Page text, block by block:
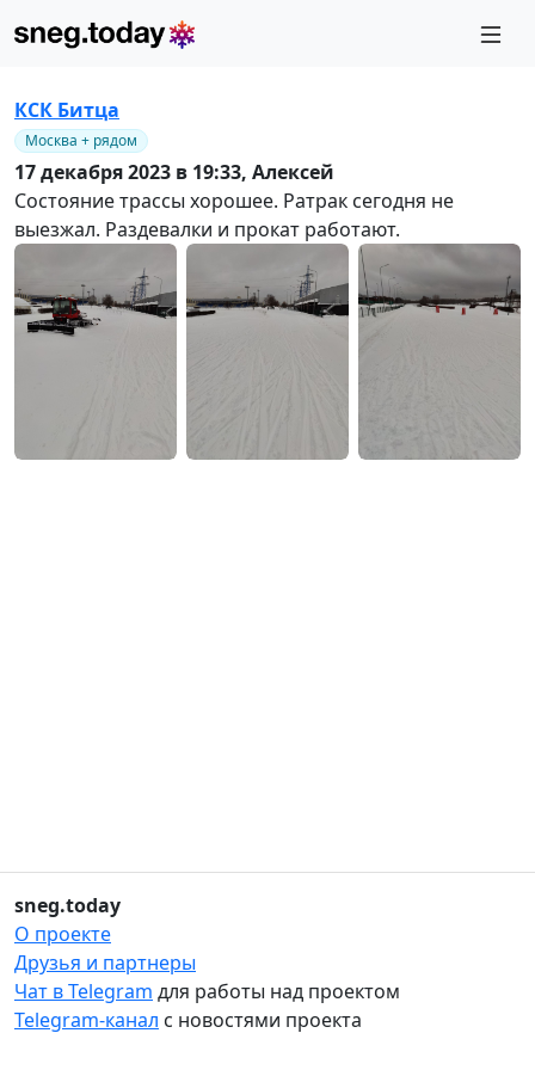
КСК Битца
Москва + рядом
17 декабря 2023 в 19:33, Алексей
Состояние трассы хорошее. Ратрак сегодня не
выезжал. Раздевалки и прокат работают.
sneg.today
О проекте
Друзья и партнеры
Чат в Telegram для работы над проектом
Telegram-канал с новостями проекта